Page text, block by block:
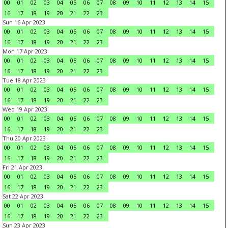
00 01 02 03 04 05 06 07 08 09 10 11 12 13 14
15
16
17 18 19 20 21 22
23
Sun 16 Apr 2023
00
01 02 03 04 05 06 07 08 09 10 11 12 13 14
15
16
17 18 19 20 21 22
23
Mon 17 Apr 2023
00
01 02 03 04 05 06 07 08 09 10 11 12 13 14
15
16
17 18 19 20 21 22
23
Tue 18 Apr 2023
00
01 02 03 04 05 06 07 08 09 10 11 12 13 14
15
16
17 18 19 20 21 22
23
Wed 19 Apr 2023
00
01 02 03 04 05 06 07 08 09 10 11 12 13 14
15
16
17 18 19 20 21 22
23
Thu 20 Apr 2023
00
01 02 03 04 05 06 07 08 09 10 11 12 13 14
15
16
17 18 19 20 21 22
23
Fri 21 Apr 2023
00
01 02 03 04 05 06 07 08 09 10 11 12 13 14
15
16
17 18 19 20 21 22
23
Sat 22 Apr 2023
00
01 02 03 04 05 06 07 08 09 10 11 12 13 14
15
16
17 18 19 20 21 22
23
Sun 23 Apr 2023